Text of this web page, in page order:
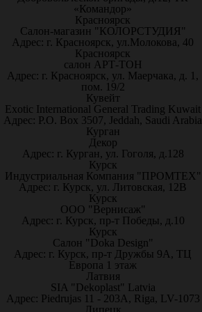
«Командор»
Красноярск
Салон-магазин "КОЛОРСТУДИЯ"
Адрес: г. Красноярск, ул.Молокова, 40
Красноярск
салон АРТ-ТОН
Адрес: г. Красноярск, ул. Маерчака, д. 1,
пом. 19/2
Кувейт
Exotic International General Trading Kuwait
Адрес: P.O. Box 3507, Jeddah, Saudi Arabia
Курган
Декор
Адрес: г. Курган, ул. Гоголя, д.128
Курск
Индустриальная Компания "ПРОМТЕХ"
Адрес: г. Курск, ул. Литовская, 12В
Курск
ООО "Вернисаж"
Адрес: г. Курск, пр-т Победы, д.10
Курск
Салон "Doka Design"
Адрес: г. Курск, пр-т Дружбы 9А, ТЦ
Европа 1 этаж
Латвия
SIA "Dekoplast" Latvia
Адрес: Piedrujas 11 - 203A, Riga, LV-1073
Липецк